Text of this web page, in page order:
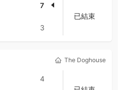
7
3
已結束
The Doghouse
4